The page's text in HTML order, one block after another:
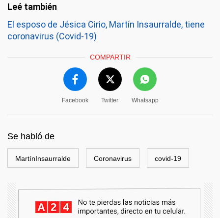
El esposo de Jésica Cirio, Martín Insaurralde, tiene
coronavirus (Covid-19)
COMPARTIR
Facebook Twitter Whatsapp
Se habló de
MartínInsaurralde Coronavirus covid-19